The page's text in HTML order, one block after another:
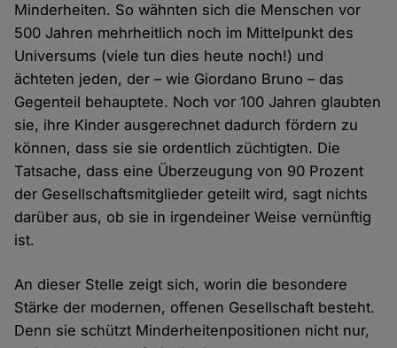
Minderheiten. So wähnten sich die Menschen vor
500 Jahren mehrheitlich noch im Mittelpunkt des
Universums (viele tun dies heute noch!) und
ächteten jeden, der – wie Giordano Bruno – das
Gegenteil behauptete. Noch vor 100 Jahren glaubten
sie, ihre Kinder ausgerechnet dadurch fördern zu
können, dass sie sie ordentlich züchtigten. Die
Tatsache, dass eine Überzeugung von 90 Prozent
der Gesellschaftsmitglieder geteilt wird, sagt nichts
darüber aus, ob sie in irgendeiner Weise vernünftig
ist.
An dieser Stelle zeigt sich, worin die besondere
Stärke der modernen, offenen Gesellschaft besteht.
Denn sie schützt Minderheitenpositionen nicht nur,